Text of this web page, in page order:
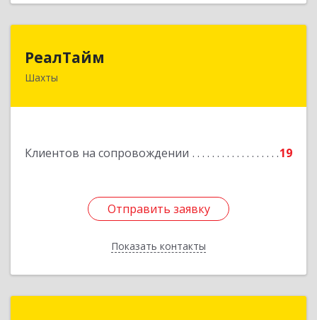
РеалТайм
Шахты
Клиентов на сопровождении 19
Отправить заявку
Показать контакты
Отправить заявку
Назад